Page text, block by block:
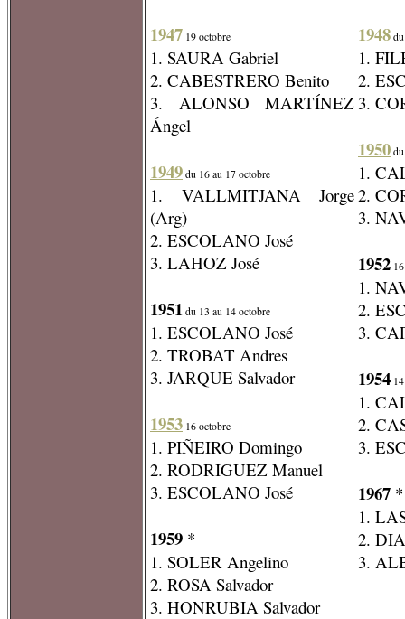
1947 19 octobre
1. SAURA Gabriel
2. CABESTRERO Benito
3. ALONSO MARTÍNEZ
Ángel
1949 du 16 au 17 octobre
1. VALLMITJANA Jorge
(Arg)
2. ESCOLANO José
3. LAHOZ José
1951 du 13 au 14 octobre
1. ESCOLANO José
2. TROBAT Andres
3. JARQUE Salvador
1953 16 octobre
1. PIÑEIRO Domingo
2. RODRIGUEZ Manuel
3. ESCOLANO José
1959 *
1. SOLER Angelino
2. ROSA Salvador
3. HONRUBIA Salvador
1948
1.
2.
3.
1950
1.
2.
3.
1952
1.
2.
3.
1954
1.
2.
3.
1967 *
1.
2.
3.